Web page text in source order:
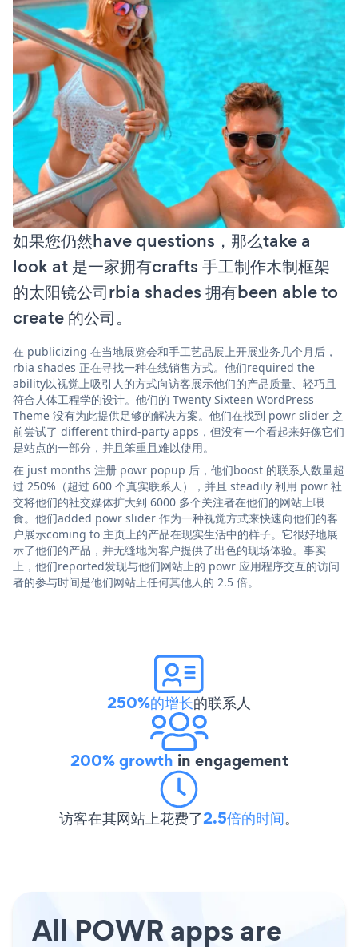
如果您仍然have questions，那么take a
look at 是一家拥有crafts 手工制作木制框架
的太阳镜公司rbia shades 拥有been able to
create 的公司。
在 publicizing 在当地展览会和手工艺品展上开展业务几个月后，
rbia shades 正在寻找一种在线销售方式。他们required the
ability以视觉上吸引人的方式向访客展示他们的产品质量、轻巧且
符合人体工程学的设计。他们的 Twenty Sixteen WordPress
Theme 没有为此提供足够的解决方案。他们在找到 powr slider 之
前尝试了 different third-party apps，但没有一个看起来好像它们
是站点的一部分，并且笨重且难以使用。
在 just months 注册 powr popup 后，他们boost 的联系人数量超
过 250%（超过 600 个真实联系人），并且 steadily 利用 powr 社
交将他们的社交媒体扩大到 6000 多个关注者在他们的网站上喂
食。他们added powr slider 作为一种视觉方式来快速向他们的客
户展示coming to 主页上的产品在现实生活中的样子。它很好地展
示了他们的产品，并无缝地为客户提供了出色的现场体验。事实
上，他们reported发现与他们网站上的 powr 应用程序交互的访问
者的参与时间是他们网站上任何其他人的 2.5 倍。
250%的增长的联系人
200% growth in engagement
访客在其网站上花费了2.5倍的时间。
All POWR apps are